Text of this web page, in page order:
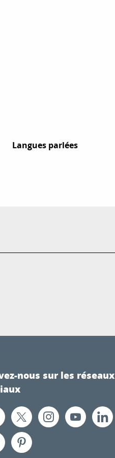
Langues parlées
Langues parlées
nous sur les réseaux